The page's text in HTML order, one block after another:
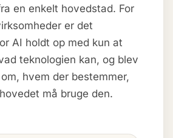
en enkelt hovedstad. For
er det
AI holdt op med kun at
teknologien kan, og blev
hvem der bestemmer,
må bruge den.